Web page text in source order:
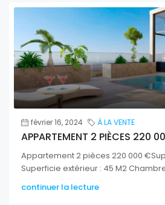
février 16, 2024 À LA VENTE
APPARTEMENT 2 PIÈCES 220
Appartement 2 pièces 220 000
Superficie extérieur : 45 M2
continuer la lecture